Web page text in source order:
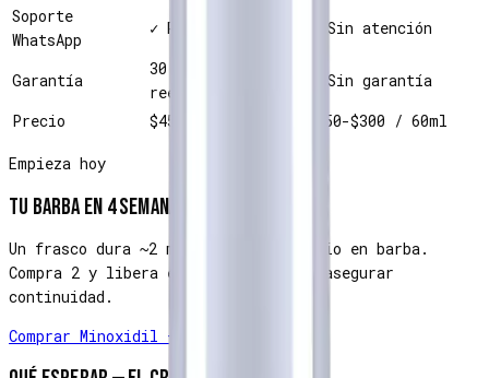
Soporte
WhatsApp
✓ Respuesta <24h ❌ Sin atención
Garantía
30 días o
reembolso 100%
❌ Sin garantía
Precio
$450 / 60ml $150-$300 / 60ml
Empieza hoy
Tu barba en 4 semanas
Un frasco dura ~2 meses con uso diario en barba.
Compra 2 y libera envío gratis para asegurar
continuidad.
Comprar Minoxidil — $450